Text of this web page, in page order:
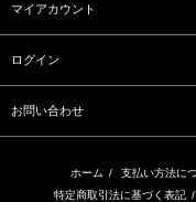
マイアカウント
ログイン
お問い合わせ
ホーム / 支払い方法に
特定商取引法に基づく表記 /